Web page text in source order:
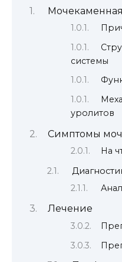
Мочекаменная
системы
уролитов
Симптомы
На
Лечение